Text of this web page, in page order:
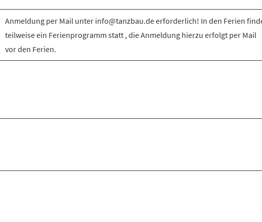
Anmeldung per Mail unter info@tanzbau.de erforderlich! In den Ferien
teilweise ein Ferienprogramm statt , die Anmeldung hierzu erfolgt per Mail
vor den Ferien.